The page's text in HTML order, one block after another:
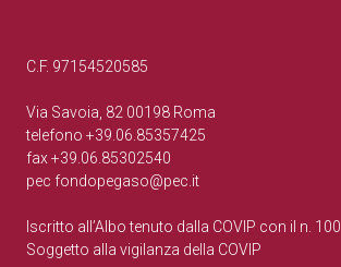
C.F. 97154520585
Via Savoia, 82 00198 Roma
telefono +39.06.85357425
fax +39.06.85302540
pec fondopegaso@pec.it
Iscritto all’Albo tenuto dalla COVIP con il n. 100
Soggetto alla vigilanza della COVIP